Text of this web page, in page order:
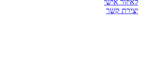
לאיזור אישי
יצירת קשר